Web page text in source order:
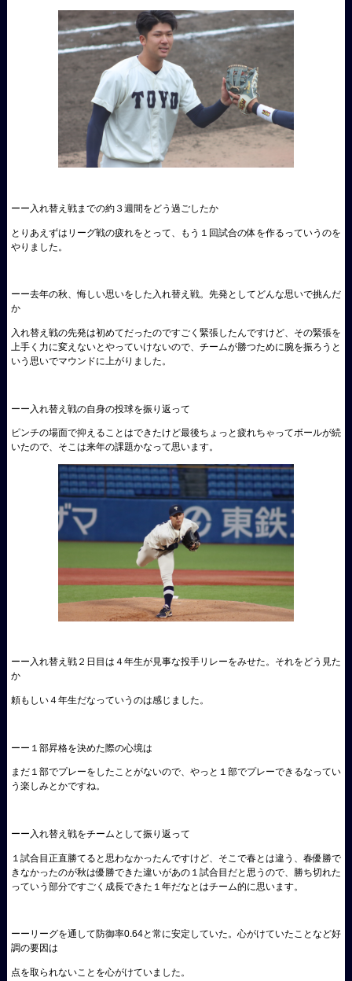
ーー入れ替え戦までの約３週間をどう過ごしたか
とりあえずはリーグ戦の疲れをとって、もう１回試合の体を作るっていうのを
やりました。
ーー去年の秋、悔しい思いをした入れ替え戦。先発としてどんな思いで挑んだ
か
入れ替え戦の先発は初めてだったのですごく緊張したんですけど、その緊張を
上手く力に変えないとやっていけないので、チームが勝つために腕を振ろうと
いう思いでマウンドに上がりました。
ーー入れ替え戦の自身の投球を振り返って
ピンチの場面で抑えることはできたけど最後ちょっと疲れちゃってボールが続
いたので、そこは来年の課題かなって思います。
ーー入れ替え戦２日目は４年生が見事な投手リレーをみせた。それをどう見た
か
頼もしい４年生だなっていうのは感じました。
ーー１部昇格を決めた際の心境は
まだ１部でプレーをしたことがないので、やっと１部でプレーできるなってい
う楽しみとかですね。
ーー入れ替え戦をチームとして振り返って
１試合目正直勝てると思わなかったんですけど、そこで春とは違う、春優勝で
きなかったのが秋は優勝できた違いがあの１試合目だと思うので、勝ち切れた
っていう部分ですごく成長できた１年だなとはチーム的に思います。
ーーリーグを通して防御率0.64と常に安定していた。心がけていたことなど好
調の要因は
点を取られないことを心がけていました。